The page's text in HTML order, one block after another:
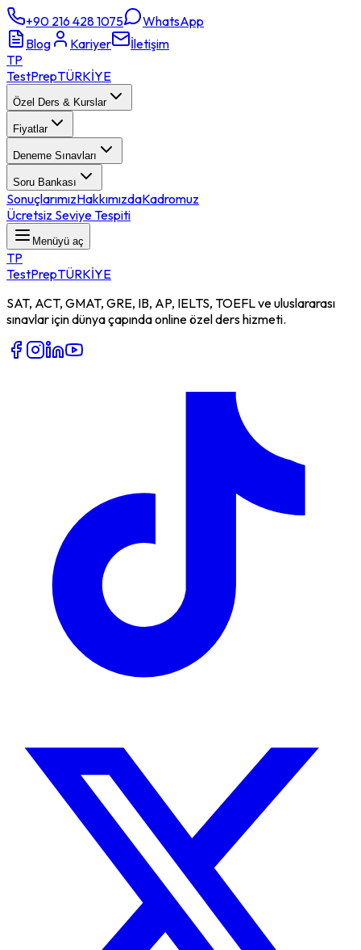
+90 216 428 1075
WhatsApp
Blog
Kariyer
İletişim
TP
TestPrepTÜRKİYE
Özel Ders & Kurslar
Fiyatlar
Deneme Sınavları
Soru Bankası
SonuçlarımızHakkımızdaKadromuz
Ücretsiz Seviye Tespiti
Menüyü aç
TP
TestPrepTÜRKİYE
SAT, ACT, GMAT, GRE, IB, AP, IELTS, TOEFL ve uluslararası
sınavlar için dünya çapında online özel ders hizmeti.